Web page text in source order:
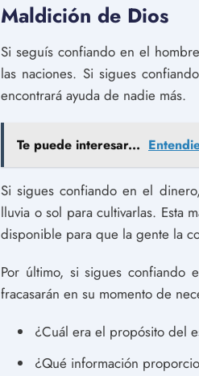
Maldición de Dios
Si seguís confiando en el
las naciones. Si sigues
encontrará ayuda de nadie más.
Te puede interesar...
Si sigues confiando en el
lluvia o sol para cultivarlas. Esta
disponible para que la gente la
Por último, si sigues
fracasarán en su momento de
¿Cuál era el propósito del
¿Qué información